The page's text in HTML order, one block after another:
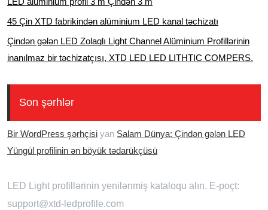
45 Çin XTD fabrikindən alüminium LED kanal təchizatı
Çindən gələn LED Zolaqlı Light Channel Alüminium Profillərinin
inanılmaz bir təchizatçısı, XTD LED LED LITHTIC COMPERS.
Son şərhlər
Bir WordPress şərhçisi yan Salam Dünya: Çindən gələn LED
Yüngül profilinin ən böyük tədarükçüsü
LED Light profillərinin yenilənmiş kataloqu alın. E-poçt:
support@xtd-ledprofile.com